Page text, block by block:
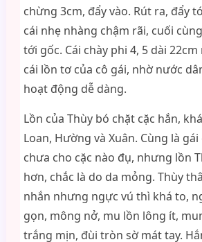
chừng 3cm, đẩy vào. Rút ra, đẩy
cái nhẹ nhàng chậm rãi, cuối
tới gốc. Cái chày phi 4, 5 dài
cái lồn tơ của cô gái, nhờ nước
hoạt động dễ dàng.
Lồn của Thùy bó chặt cặc hắn,
Loan, Hường và Xuân. Cùng là
chưa cho cặc nào đụ, nhưng lồn
hơn, chắc là do da mỏng. Thùy
nhắn nhưng ngực vú thì khá to,
gọn, mông nở, mu lồn lông ít,
trắng mịn, đùi tròn sờ mát tay.